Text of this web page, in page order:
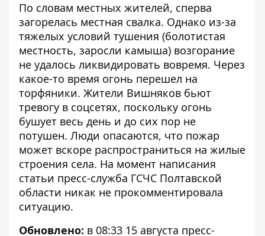
По словам местных жителей, сперва
загорелась местная свалка. Однако из-за
тяжелых условий тушения (болотистая
местность, заросли камыша) возгорание
не удалось ликвидировать вовремя. Через
какое-то время огонь перешел на
торфяники. Жители Вишняков бьют
тревогу в соцсетях, поскольку огонь
бушует весь день и до сих пор не
потушен. Люди опасаются, что пожар
может вскоре распространиться на жилые
строения села. На момент написания
статьи пресс-служба ГСЧС Полтавской
области никак не прокомментировала
ситуацию.
Обновлено: в 08:33 15 августа пресс-